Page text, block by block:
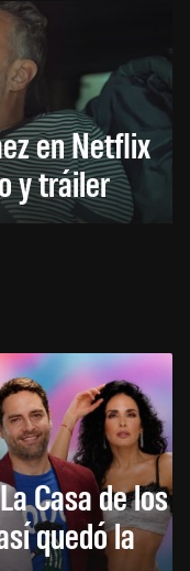
en Netflix
y tráiler
Casa de los
quedó la